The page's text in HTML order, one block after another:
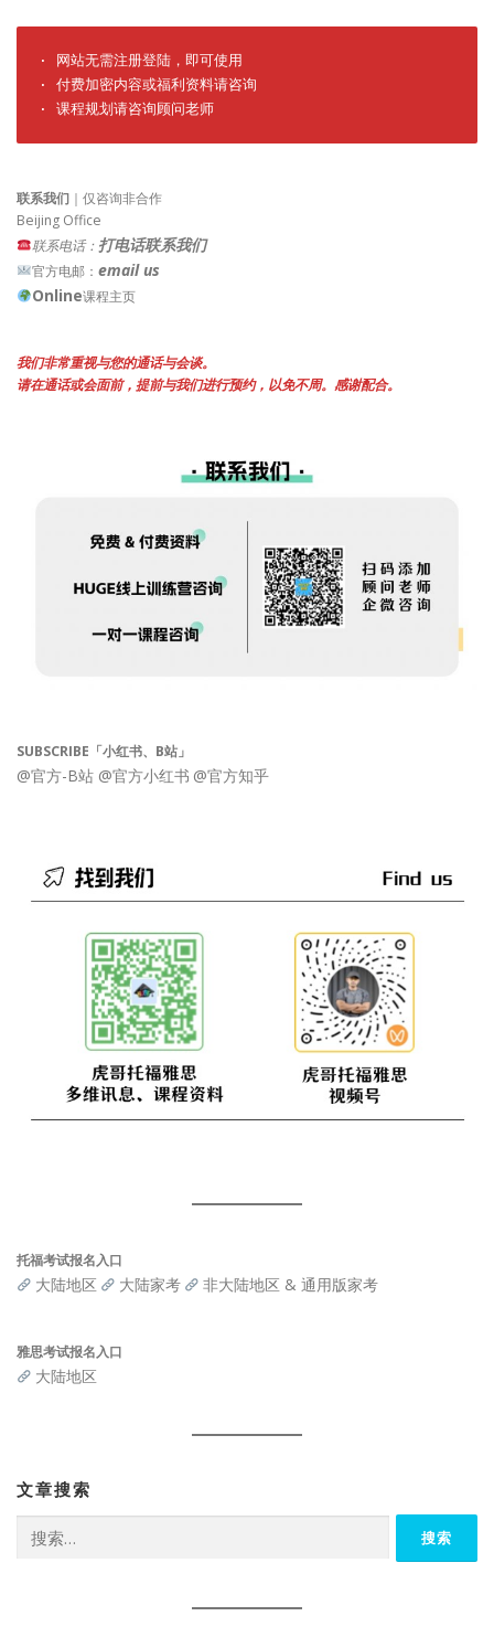
· 网站无需注册登陆，即可使用
· 付费加密内容或福利资料请咨询
· 课程规划请咨询顾问老师
联系我们 ｜仅咨询非合作
Beijing Office
联系电话： 打电话联系我们
官方电邮： email us
Online课程主页
我们非常重视与您的通话与会谈。
请在通话或会面前，提前与我们进行预约，以免不周。感谢配合。
SUBSCRIBE「小红书、B站」
@官方-B站 @官方小红书 @官方知乎
托福考试报名入口
大陆地区 大陆家考 非大陆地区 & 通用版家考
雅思考试报名入口
大陆地区
文章搜索
索：